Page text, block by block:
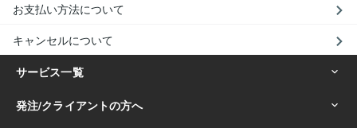
お支払い方法について
キャンセルについて